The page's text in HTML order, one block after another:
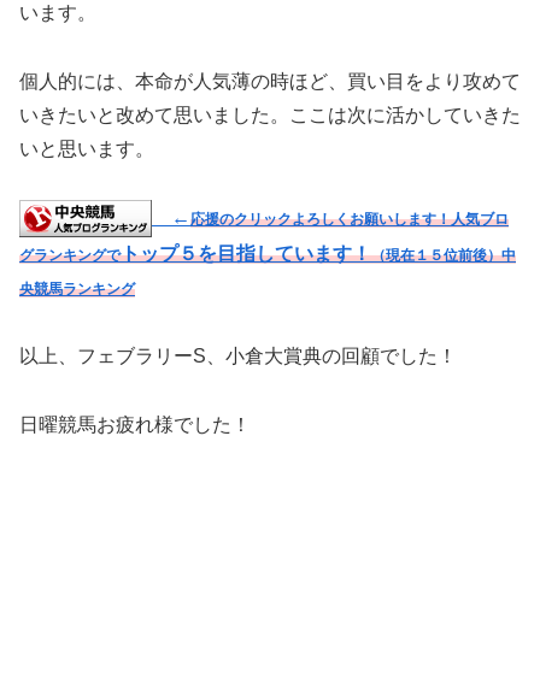
います。
個人的には、本命が人気薄の時ほど、買い目をより攻めて
いきたいと改めて思いました。ここは次に活かしていきた
いと思います。
← 応援のクリックよろしくお願いします！人気ブロ
グランキングでトップ５を目指しています！（現在１５位前後）中
央競馬ランキング
以上、フェブラリーS、小倉大賞典の回顧でした！
日曜競馬お疲れ様でした！